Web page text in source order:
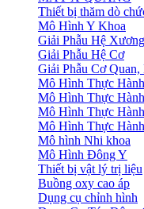
Thiết bị thăm dò
Mô Hình Y Khoa
Giải Phẫu Hệ Xương
Giải Phẫu Hệ Cơ
Giải Phẫu Cơ Quan,
Mô Hình Thực
Mô Hình Thực
Mô Hình Thực
Mô Hình Thực
Mô hình Nhi khoa
Mô Hình Đông Y
Thiết bị vật lý trị liệu
Buồng oxy cao áp
Dụng cụ chỉnh hình